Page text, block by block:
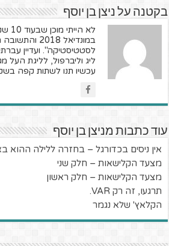
בקטנה על ניצן בן יוסף
לא
במונדיאל 2018
לסטטיסטיקה". ועדיין
ליג וליברפול, לליגת העל
עכשיו תנו לשתות קפה
עוד כתבות מניצן בן יוסף
אין ניסים בכדורגל – בחזרה ללילה ההוא
מצעד הקלישאות – חלק שני
מצעד הקלישאות – חלק ראשון
תרגעו, זה רק VAR.
הקלאץ' שלא נגמר